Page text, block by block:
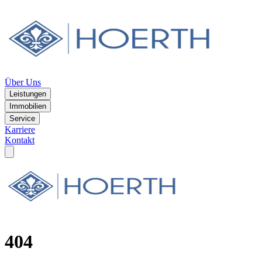
Über Uns
Leistungen
Immobilien
Service
Karriere
Kontakt
404